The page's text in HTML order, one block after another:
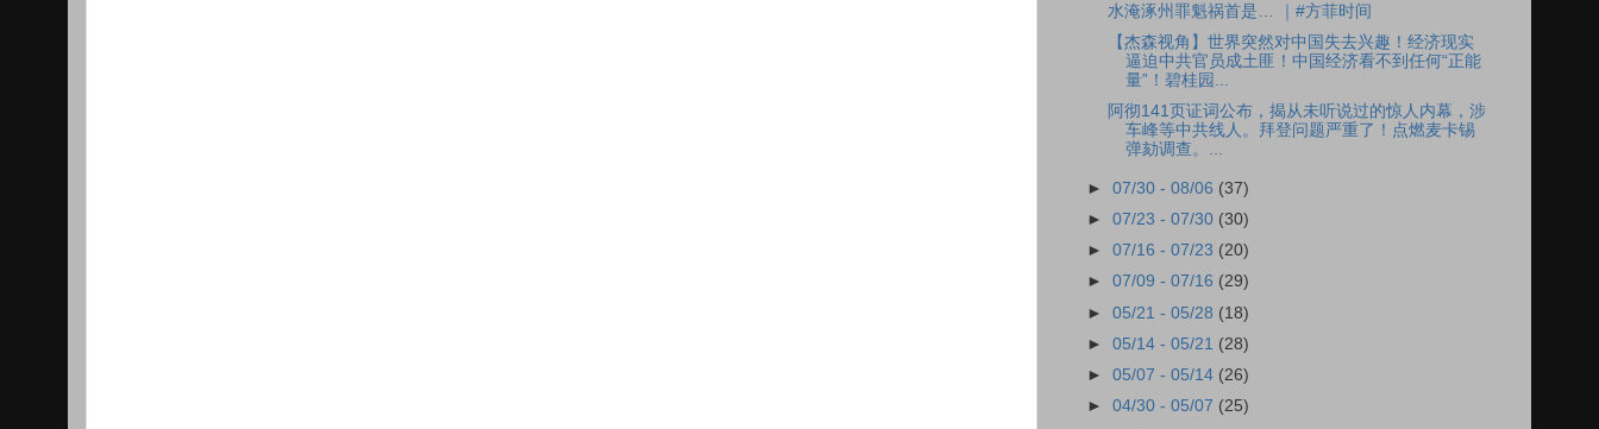
水淹涿州罪魁祸首是… ｜#方菲时间
【杰森视角】世界突然对中国失去兴趣！经济现实
逼迫中共官员成土匪！中国经济看不到任何“正能
量”！碧桂园...
阿彻141页证词公布，揭从未听说过的惊人内幕，涉
车峰等中共线人。拜登问题严重了！点燃麦卡锡
弹劾调查。...
►07/30 - 08/06 (37)
►07/23 - 07/30 (30)
►07/16 - 07/23 (20)
►07/09 - 07/16 (29)
►05/21 - 05/28 (18)
►05/14 - 05/21 (28)
►05/07 - 05/14 (26)
►04/30 - 05/07 (25)